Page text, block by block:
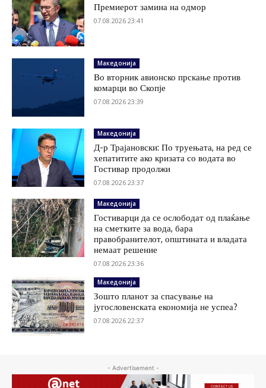
Премиерот замина на одмор
07.08.2026 23:41
Македонија
Во вторник авионско прскање против
комарци во Скопје
07.08.2026 23:39
Македонија
Д-р Трајановски: По труењата, на ред се
хепатитите ако кризата со водата во
Гостивар продолжи
07.08.2026 23:37
Македонија
Гостиварци да се ослободат од плаќање
на сметките за вода, бара
правобранителот, општината и владата
немаат решение
07.08.2026 23:36
Македонија
Зошто планот за спасување на
југословенската економија не успеа?
07.08.2026 22:37
- Advertisement -